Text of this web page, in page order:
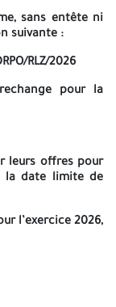
dossier complet
pli cacheté au
des offres.
première étape
aura lieu le même
jour à10h30
mention suivante :
sans entête ni
suivante :
RLZ/2026
pour la
leurs offres pour
la date limite de
l’exercice 2026,